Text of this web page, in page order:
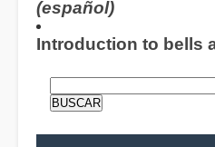
(español)
Introduction to bells